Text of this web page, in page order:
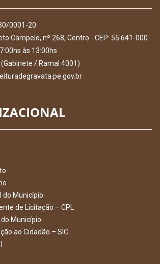
0001-20
Campelo, nº 268, Centro - CEP: 55.641-000
às 13:00hs
/ Ramal 4001)
do Município
de Licitação – CPL
Município
ao Cidadão – SIC